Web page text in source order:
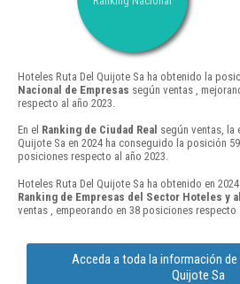
Hoteles Ruta Del Quijote Sa ha obtenido la
Nacional de Empresas según ventas ,
respecto al año 2023.
En el Ranking de Ciudad Real según ventas, la
Quijote Sa en 2024 ha conseguido la posición
posiciones respecto al año 2023.
Hoteles Ruta Del Quijote Sa ha obtenido en
Ranking de Empresas del Sector Hoteles y
ventas , empeorando en 38 posiciones respecto
Acceda a toda la información de
Quijote Sa